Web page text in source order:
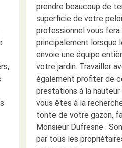
prendre beaucoup de
superficie de votre
professionnel vous
principalement lorsque
envoie une équipe
votre jardin. Travailler
également profiter de
prestations à la
vous êtes à la
tonte de votre gazon,
Monsieur Dufresne .
par tous les